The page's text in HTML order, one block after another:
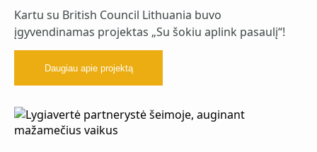
Kartu su British Council Lithuania buvo
įgyvendinamas projektas „Su šokiu aplink pasaulį“!
Daugiau apie projektą